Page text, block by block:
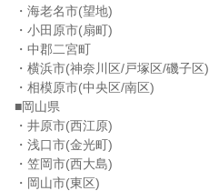
・海老名市(望地)
・小田原市(扇町)
・中郡二宮町
・横浜市(神奈川区/戸塚区/磯子区)
・相模原市(中央区/南区)
■岡山県
・井原市(西江原)
・浅口市(金光町)
・笠岡市(西大島)
・岡山市(東区)